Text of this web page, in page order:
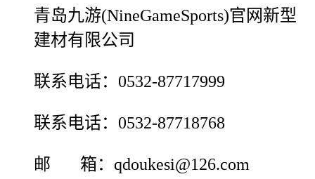
青岛九游(NineGameSports)官网新型
建材有限公司
联系电话：0532-87717999
联系电话：0532-87718768
邮 箱：qdoukesi@126.com